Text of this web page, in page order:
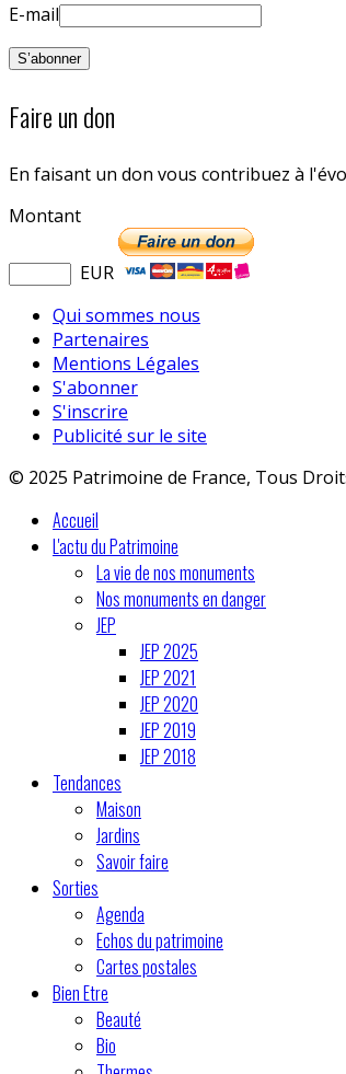
E-mail
Faire un don
En faisant un don vous contribuez à
Montant
EUR
Qui sommes nous
Partenaires
Mentions Légales
S'abonner
S'inscrire
Publicité sur le site
© 2025 Patrimoine de France, Tous
Accueil
L'actu du Patrimoine
La vie de nos monuments
Nos monuments en danger
JEP
JEP 2025
JEP 2021
JEP 2020
JEP 2019
JEP 2018
Tendances
Maison
Jardins
Savoir faire
Sorties
Agenda
Echos du patrimoine
Cartes postales
Bien Etre
Beauté
Bio